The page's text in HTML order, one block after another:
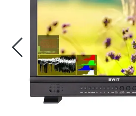
VAREMERKER
AKTUELT
BRUKT